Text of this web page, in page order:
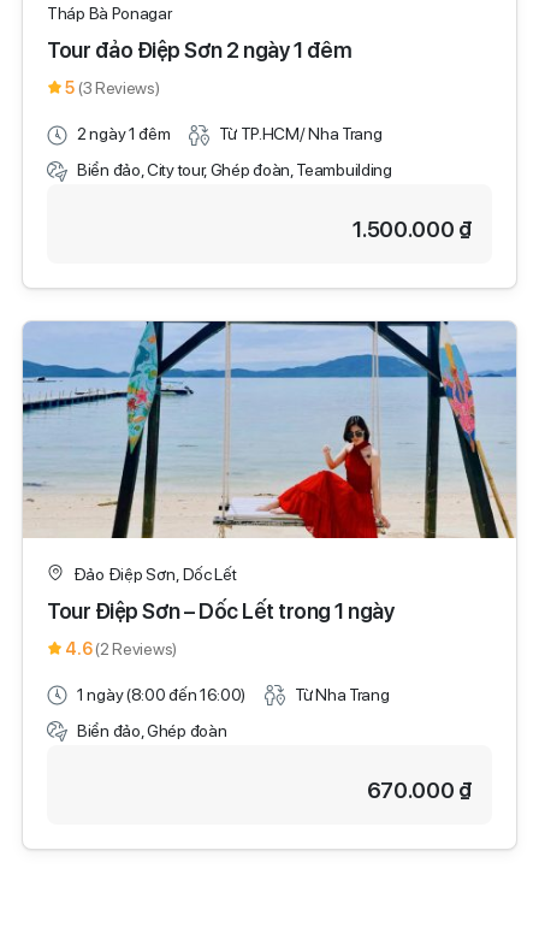
Tháp Bà Ponagar
Tour đảo Điệp Sơn 2 ngày 1 đêm
5 (3 Reviews)
2 ngày 1 đêm
Từ TP.HCM/ Nha Trang
Biển đảo, City tour, Ghép đoàn, Teambuilding
1.500.000 ₫
Đảo Điệp Sơn, Dốc Lết
Tour Điệp Sơn – Dốc Lết trong 1 ngày
4.6(2 Reviews)
1 ngày (8:00 đến 16:00)
Từ Nha Trang
Biển đảo, Ghép đoàn
670.000 ₫